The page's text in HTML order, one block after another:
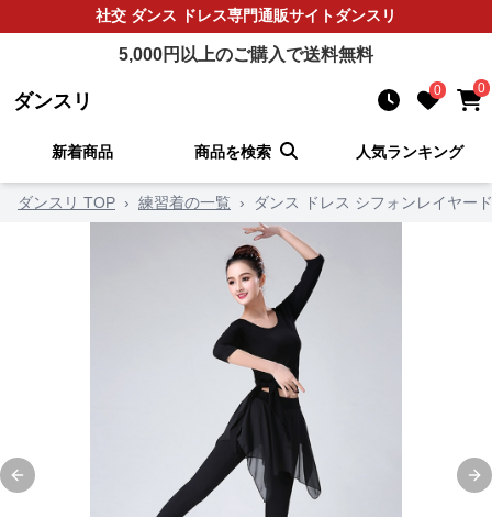
社交 ダンス ドレス専門通販サイトダンスリ
5,000円以上のご購入で送料無料
ダンスリ 0 0
新着商品 商品を検索 人気ランキング
ダンスリ TOP › 練習着の一覧 › ダンス ドレス シフォンレイヤー
Previous slide